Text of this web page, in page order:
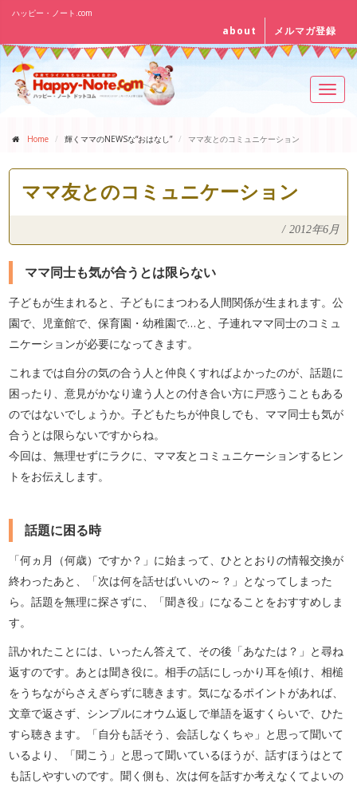
ハッピー・ノート.com
about メルマガ登録
Home 輝くママのNEWSな“おはなし” ママ友とのコミュニケーション
ママ友とのコミュニケーション
/ 2012年6月
ママ同士も気が合うとは限らない
子どもが生まれると、子どもにまつわる人間関係が生まれます。公
園で、児童館で、保育園・幼稚園で…と、子連れママ同士のコミュ
ニケーションが必要になってきます。
これまでは自分の気の合う人と仲良くすればよかったのが、話題に
困ったり、意見がかなり違う人との付き合い方に戸惑うこともある
のではないでしょうか。子どもたちが仲良しでも、ママ同士も気が
合うとは限らないですからね。
今回は、無理せずにラクに、ママ友とコミュニケーションするヒン
トをお伝えします。
話題に困る時
「何ヵ月（何歳）ですか？」に始まって、ひととおりの情報交換が
終わったあと、「次は何を話せばいいの～？」となってしまった
ら。話題を無理に探さずに、「聞き役」になることをおすすめしま
す。
訊かれたことには、いったん答えて、その後「あなたは？」と尋ね
返すのです。あとは聞き役に。相手の話にしっかり耳を傾け、相槌
をうちながらさえぎらずに聴きます。気になるポイントがあれば、
文章で返さず、シンプルにオウム返しで単語を返すくらいで、ひた
すら聴きます。「自分も話そう、会話しなくちゃ」と思って聞いて
いるより、「聞こう」と思って聞いているほうが、話すほうはとて
も話しやすいのです。聞く側も、次は何を話すか考えなくてよいの